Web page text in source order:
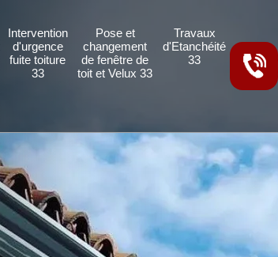
Intervention
d'urgence
fuite toiture
33
Pose et
changement
de fenêtre de
toit et Velux 33
Travaux
d'Etanchéité
33